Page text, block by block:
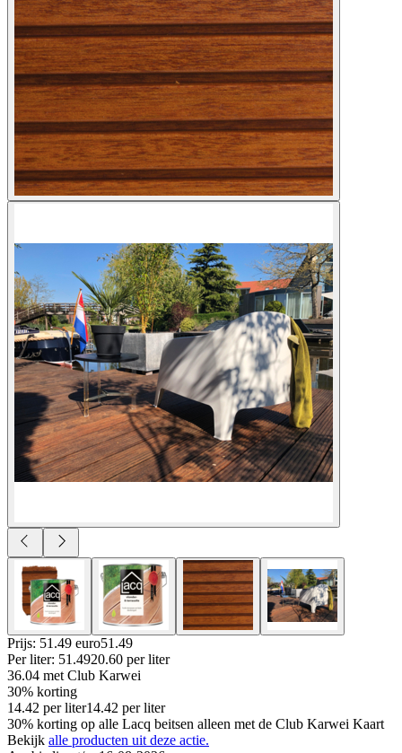
Prijs: 51.49 euro51 .49
Per liter: 51.4920.60 per liter
36.04 met Club Karwei
30% korting
14.42 per liter14.42 per liter
30% korting op alle Lacq beitsen alleen met de Club Karwei Kaart
Bekijk alle producten uit deze actie.